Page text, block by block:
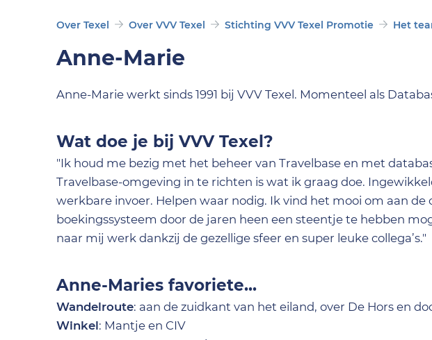
Over Texel Over VVV Texel Stichting VVV Texel Promotie Het
Anne-Marie
Anne-Marie werkt sinds 1991 bij VVV Texel. Momenteel als
Wat doe je bij VVV Texel?
"Ik houd me bezig met het beheer van Travelbase en met
Travelbase-omgeving in te richten is wat ik graag doe.
werkbare invoer. Helpen waar nodig. Ik vind het mooi om aan
boekingssysteem door de jaren heen een steentje te hebben
naar mij werk dankzij de gezellige sfeer en super leuke collega’s."
Anne-Maries favoriete...
Wandelroute: aan de zuidkant van het eiland, over De Hors en
Winkel: Mantje en CIV